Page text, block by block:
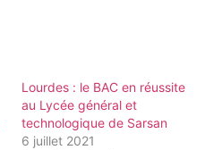
Lourdes : le BAC en réussite
au Lycée général et
technologique de Sarsan
6 juillet 2021